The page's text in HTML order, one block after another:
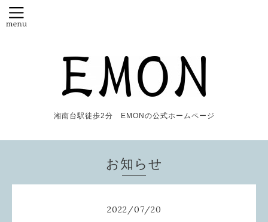
湘南台駅徒歩2分 EMONの公式ホームページ
お知らせ
2022/07/20